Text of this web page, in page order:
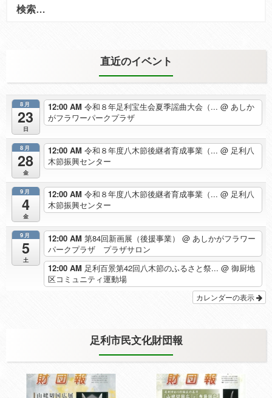
索:
直近のイベント
8月
23
日
12:00 AM 令和８年足利宝生会夏季謡曲大会（... @ あしか
がフラワーパークプラザ
8月
28
金
12:00 AM 令和８年度八木節後継者育成事業（... @ 足利八
木節振興センター
9月
4
金
12:00 AM 令和８年度八木節後継者育成事業（... @ 足利八
木節振興センター
9月
5
土
12:00 AM 第84回新画展（後援事業） @ あしかがフラワー
パークプラザ プラザサロン
12:00 AM 足利百景第42回八木節のふるさと祭... @ 御厨地
区コミュニティ運動場
カレンダーの表示
足利市民文化財団報